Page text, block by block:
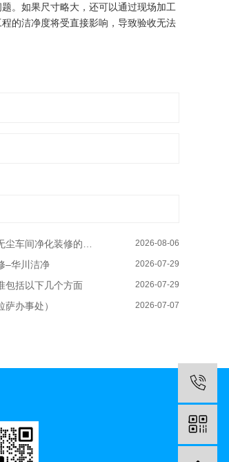
。如果尺寸略大，还可以通过现场加工
的洁净度将受直接影响，导致验收无法
装修的区别有哪些–华川洁净 2026-08-06
–华川洁净 2026-07-29
包括以下几个方面 2026-07-29
办事处） 2026-07-07